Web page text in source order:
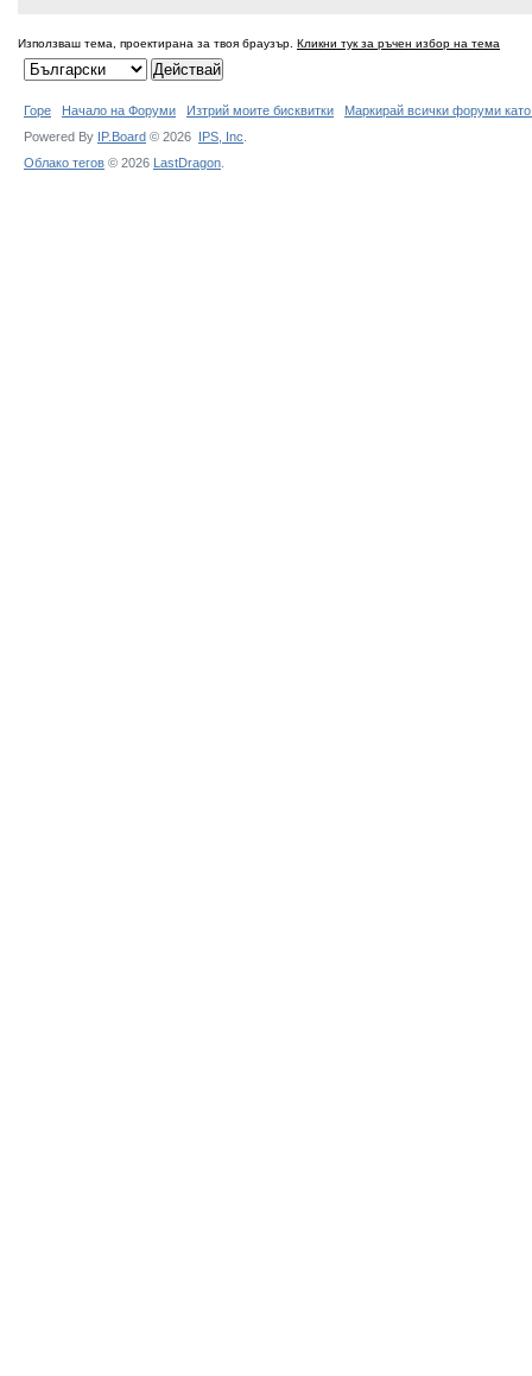
Използваш тема, проектирана за твоя браузър. Кликни тук за ръчен избор на тема
Горе Начало на Форуми Изтрий моите бисквитки
Маркирай всички форуми
Powered By IP.Board © 2026 IPS, Inc
Облако тегов © 2026 LastDragon